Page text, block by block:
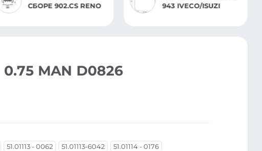
СБОРЕ 902.CS RENO
943 IVECO/ISUZI
MAN D0826
51.01113 - 0062 51.01113-6042
51.01114 - 0176